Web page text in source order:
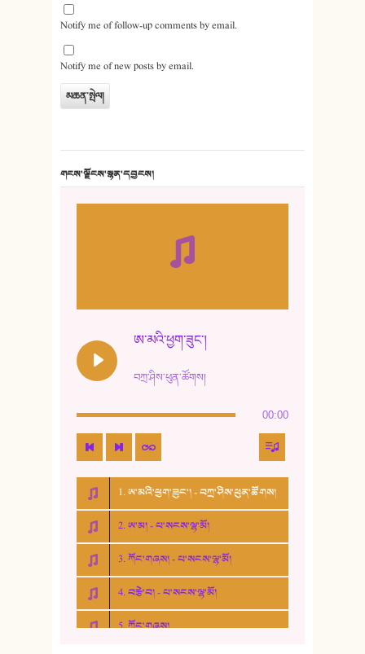
Notify me of follow-up comments by email.
Notify me of new posts by email.
གངས་ལྗོངས་སྙན་དབྱངས།
ཨ་མའི་ཕྱག་ཟུང་།
བཀྲ་ཤིས་ཕུན་ཚོགས།
00:00
1. ཨ་མའི་ཕྱག་ཟུང་། - བཀྲ་ཤིས་ཕུན་ཚོགས།
2. ཨ་མ། - པ་སངས་ལྷ་མོ།
3. ཀོང་གཞས། - པ་སངས་ལྷ་མོ།
4. བརྩེ་བ། - པ་སངས་ལྷ་མོ།
5. ཀོང་གཞས།